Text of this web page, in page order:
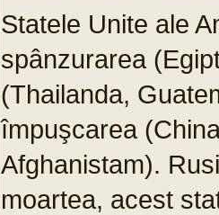
Statele Unite ale
spânzurarea
(Thailanda,
împuşcarea
Afghanistam).
moartea, acest